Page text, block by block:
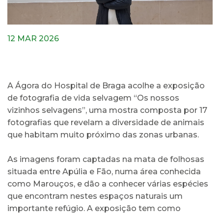
12 MAR 2026
A Ágora do Hospital de Braga acolhe a exposição
de fotografia de vida selvagem “Os nossos
vizinhos selvagens”, uma mostra composta por 17
fotografias que revelam a diversidade de animais
que habitam muito próximo das zonas urbanas.
As imagens foram captadas na mata de folhosas
situada entre Apúlia e Fão, numa área conhecida
como Marouços, e dão a conhecer várias espécies
que encontram nestes espaços naturais um
importante refúgio. A exposição tem como